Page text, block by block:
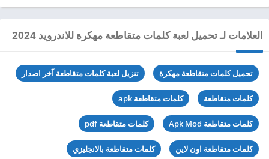
العلامات لـ تحميل لعبة كلمات متقاطعة مهكرة للاندرويد 2024
تحميل كلمات متقاطعة مهكرة تنزيل لعبة كلمات متقاطعة آخر اصدار
كلمات متقاطعة كلمات متقاطعة apk
كلمات متقاطعة Apk Mod كلمات متقاطعة pdf
كلمات متقاطعة اون لاين كلمات متقاطعة بالانجليزي